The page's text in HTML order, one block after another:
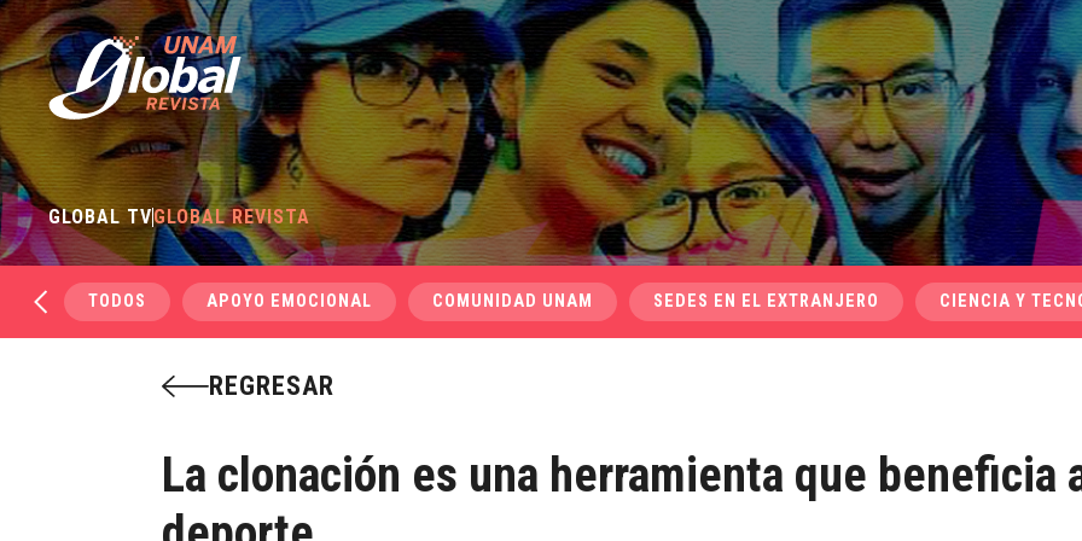
GLOBAL TVGLOBAL REVISTA
TODOS APOYO EMOCIONAL COMUNIDAD UNAM SEDES EN EL EXTRANJERO CIENCIA Y
REGRESAR
La clonación es una herramienta que beneficia